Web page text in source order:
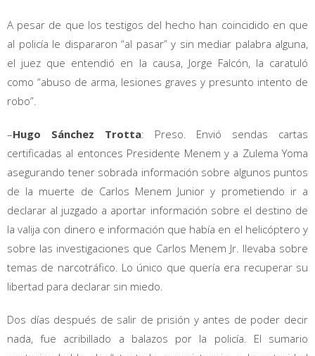
A pesar de que los testigos del hecho han coincidido en que
al policía le dispararon “al pasar” y sin mediar palabra alguna,
el juez que entendió en la causa, Jorge Falcón, la caratuló
como “abuso de arma, lesiones graves y presunto intento de
robo”.
–Hugo Sánchez Trotta: Preso. Envió sendas cartas
certificadas al entonces Presidente Menem y a Zulema Yoma
asegurando tener sobrada información sobre algunos puntos
de la muerte de Carlos Menem Junior y prometiendo ir a
declarar al juzgado a aportar información sobre el destino de
la valija con dinero e información que había en el helicóptero y
sobre las investigaciones que Carlos Menem Jr. llevaba sobre
temas de narcotráfico. Lo único que quería era recuperar su
libertad para declarar sin miedo.
Dos días después de salir de prisión y antes de poder decir
nada, fue acribillado a balazos por la policía. El sumario